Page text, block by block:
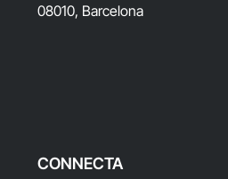
08010, Barcelona
CONNECTA